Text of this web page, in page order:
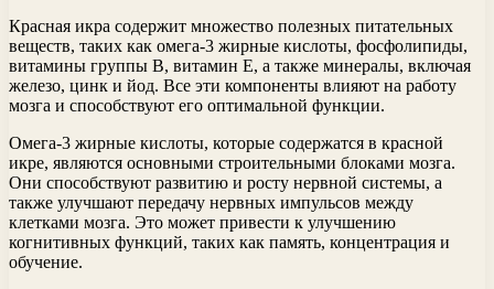
Красная икра содержит множество полезных питательных
веществ, таких как омега-3 жирные кислоты, фосфолипиды,
витамины группы В, витамин Е, а также минералы, включая
железо, цинк и йод. Все эти компоненты влияют на работу
мозга и способствуют его оптимальной функции.
Омега-3 жирные кислоты, которые содержатся в красной
икре, являются основными строительными блоками мозга.
Они способствуют развитию и росту нервной системы, а
также улучшают передачу нервных импульсов между
клетками мозга. Это может привести к улучшению
когнитивных функций, таких как память, концентрация и
обучение.